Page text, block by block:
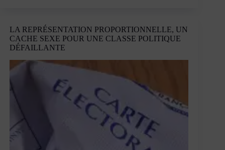
sa
chance
à
tous
LA REPRÉSENTATION PROPORTIONNELLE, UN
CACHE SEXE POUR UNE CLASSE POLITIQUE
DÉFAILLANTE